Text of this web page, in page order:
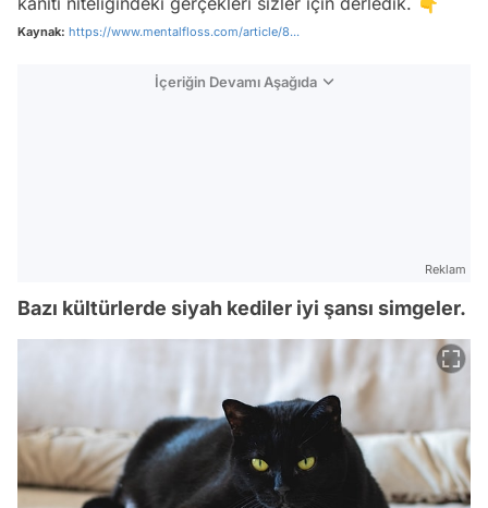
Kaynak: https://www.mentalfloss.com/article/8...
İçeriğin Devamı Aşağıda
Reklam
Bazı kültürlerde siyah kediler iyi şansı simgeler.